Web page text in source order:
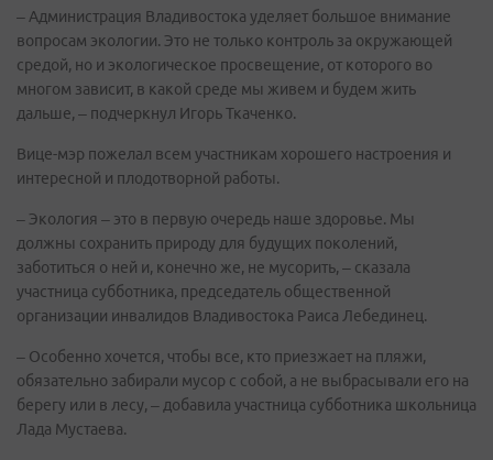
– Администрация Владивостока уделяет большое внимание
вопросам экологии. Это не только контроль за окружающей
средой, но и экологическое просвещение, от которого во
многом зависит, в какой среде мы живем и будем жить
дальше, – подчеркнул Игорь Ткаченко.
Вице-мэр пожелал всем участникам хорошего настроения и
интересной и плодотворной работы.
– Экология – это в первую очередь наше здоровье. Мы
должны сохранить природу для будущих поколений,
заботиться о ней и, конечно же, не мусорить, – сказала
участница субботника, председатель общественной
организации инвалидов Владивостока Раиса Лебединец.
– Особенно хочется, чтобы все, кто приезжает на пляжи,
обязательно забирали мусор с собой, а не выбрасывали его на
берегу или в лесу, – добавила участница субботника школьница
Лада Мустаева.